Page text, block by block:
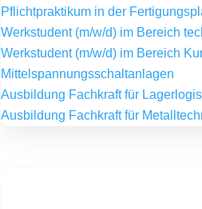
Pflichtpraktikum in der
Werkstudent (m/w/d) im Bereich
Werkstudent (m/w/d) im Bereich
Mittelspannungsschaltanlagen
Ausbildung Fachkraft für
Ausbildung Fachkraft für